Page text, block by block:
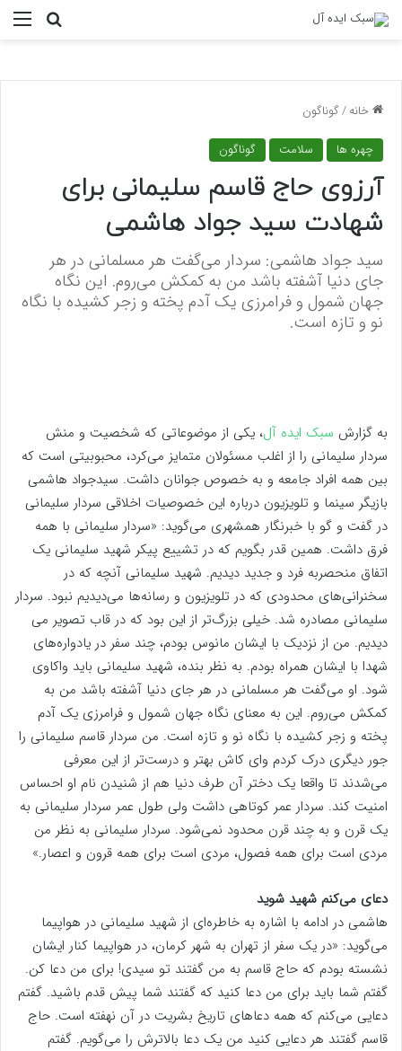
خانه/گوناگون
چهره ها سلامت گوناگون
آرزوی حاج قاسم سلیمانی برای
شهادت سید جواد هاشمی
سید جواد هاشمی: سردار می‌گفت هر مسلمانی در هر
جای دنیا آشفته باشد من به کمکش می‌روم. این نگاه
جهان شمول و فرامرزی یک آدم پخته و زجر کشیده با نگاه
نو و تازه است.
به گزارش سبک ایده آل، یکی از موضوعاتی که شخصیت و منش
سردار سلیمانی را از اغلب مسئولان متمایز می‌کرد، محبوبیتی است که
بین همه افراد جامعه و به خصوص جوانان داشت. سیدجواد هاشمی
بازیگر سینما و تلویزیون درباره این خصوصیات اخلاقی سردار سلیمانی
در گفت و گو با خبرنگار همشهری می‌گوید: «سردار سلیمانی با همه
فرق داشت. همین قدر بگویم که در تشییع پیکر شهید سلیمانی یک
اتفاق منحصربه فرد و جدید دیدیم. شهید سلیمانی آنچه که در
سخنرانی‌های محدودی که در تلویزیون و رسانه‌ها می‌دیدیم نبود. سردار
سلیمانی مصادره شد. خیلی بزرگ‌تر از این بود که در قاب تصویر می
دیدیم. من از نزدیک با ایشان مانوس بودم، چند سفر در یادواره‌های
شهدا با ایشان همراه بودم. به نظر بنده، شهید سلیمانی باید واکاوی
شود. او می‌گفت هر مسلمانی در هر جای دنیا آشفته باشد من به
کمکش می‌روم. این به معنای نگاه جهان شمول و فرامرزی یک آدم
پخته و زجر کشیده با نگاه نو و تازه است. من سردار قاسم سلیمانی را
جور دیگری درک کردم وای کاش بهتر و درست‌تر از این معرفی
می‌شدند تا واقعا یک دختر آن طرف دنیا هم از شنیدن نام او احساس
امنیت کند. سردار عمر کوتاهی داشت ولی طول عمر سردار سلیمانی به
یک قرن و به چند قرن محدود نمی‌شود. سردار سلیمانی به نظر من
مردی است برای همه فصول، مردی است برای همه قرون و اعصار.»
دعای می‌کنم شهید شوید
هاشمی در ادامه با اشاره به خاطره‌ای از شهید سلیمانی در هواپیما
می‌گوید: «در یک سفر از تهران به شهر کرمان، در هواپیما کنار ایشان
نشسته بودم که حاج قاسم به من گفتند تو سیدی! برای من دعا کن.
گفتم شما باید برای من دعا کنید که گفتند شما پیش قدم باشید. گفتم
دعایی می‌کنم که همه دعاهای تاریخ بشریت در آن نهفته است. حاج
قاسم گفتند هر دعایی کنید من یک دعا بالاترش را می‌گویم. گفتم